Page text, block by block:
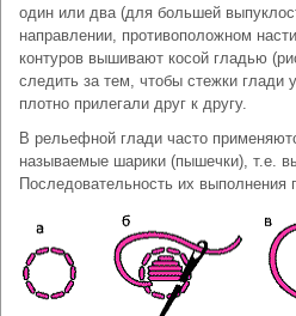
один или два (для большей
направлении, противоположном
контуров вышивают косой гладью
следить за тем, чтобы стежки глади
плотно прилегали друг к другу.
В рельефной глади часто
называемые шарики (пышечки), т.е.
Последовательность их выполнения